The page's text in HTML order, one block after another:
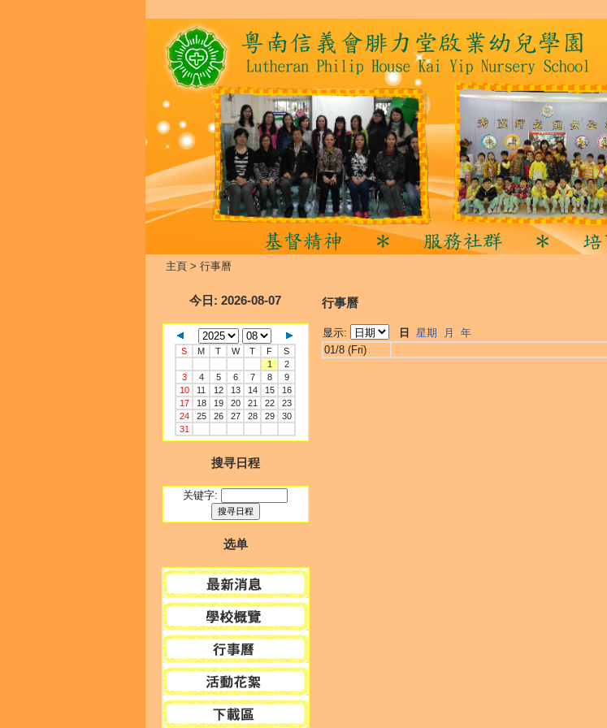
主頁> 行事曆
今日 : 2026-08-07
S M T W T F
S
1
2
3
4 5 6 7 8
9
10
11 12 13 14 15
16
17
18 19 20 21 22
23
24
25 26 27 28 29
30
31
搜寻日程
关键字:
选单
行事曆
显示: 日 星期 月 年
01/8 (Fri)